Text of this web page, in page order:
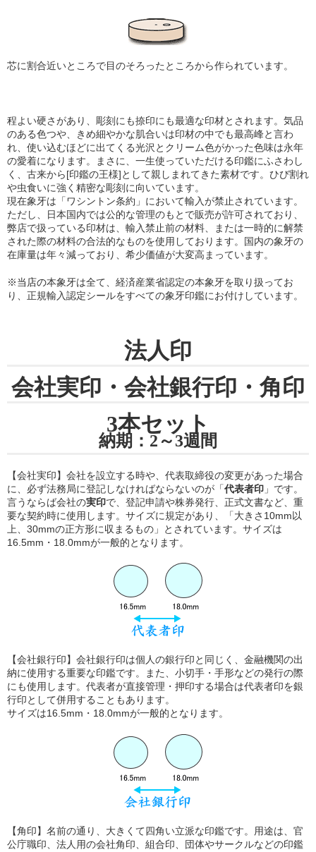
芯に割合近いところで目のそろったところから作られています。
程よい硬さがあり、彫刻にも捺印にも最適な印材とされます。気品
のある色つや、きめ細やかな肌合いは印材の中でも最高峰と言わ
れ、使い込むほどに出てくる光沢とクリーム色がかった色味は永年
の愛着になります。まさに、一生使っていただける印鑑にふさわし
く、古来から[印鑑の王様]として親しまれてきた素材です。ひび割れ
や虫食いに強く精密な彫刻に向いています。
現在象牙は「ワシントン条約」において輸入が禁止されています。
ただし、日本国内では公的な管理のもとで販売が許可されており、
弊店で扱っている印材は、輸入禁止前の材料、または一時的に解禁
された際の材料の合法的なものを使用しております。国内の象牙の
在庫量は年々減っており、希少価値が大変高まっています。
※当店の本象牙は全て、経済産業省認定の本象牙を取り扱ってお
り
、正規輸入認定シールをすべての象牙印鑑にお付けしています。
法人印
会社実印・会社銀行印・角印
3本セット
納期：2～3週間
【会社実印】会社を設立する時や、代表取締役の変更があった場合
に、必ず法務局に登記しなければならないのが「代表者印 」です。
言うならば会社の実印で、登記申請や株券発行、正式文書など、重
要な契約時に使用します。サイズに規定があり、「大きさ10mm以
上、30mmの正方形に収まるもの」とされています。サイズは
16.5mm・18.0mmが一般的となります。
【会社銀行印】会社銀行印は個人の銀行印と同じく、金融機関の出
納に使用する重要な印鑑です。また、小切手・手形などの発行の際
にも使用します。代表者が直接管理・押印する場合は代表者印を銀
行印として併用することもあります。
サイズは16.5mm・18.0mmが一般的となります。
【角印】名前の通り、大きくて四角い立派な印鑑です。用途は、官
公庁職印、法人用の会社角印、組合印、団体やサークルなどの印鑑